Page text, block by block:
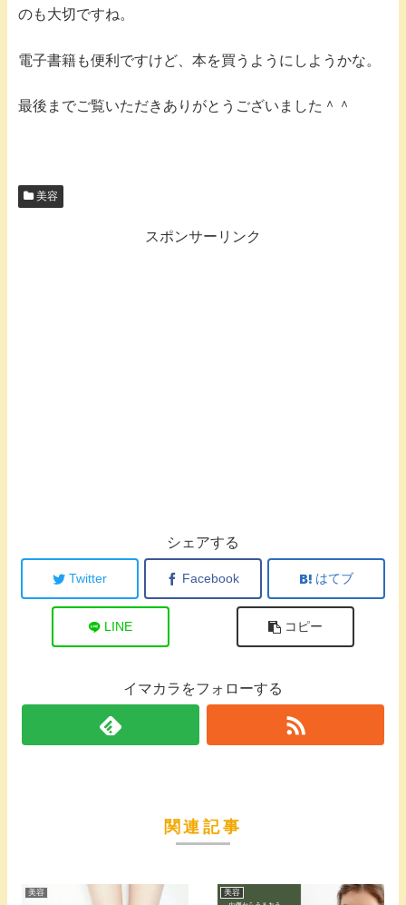
のも大切ですね。
電子書籍も便利ですけど、本を買うようにしようかな。
最後までご覧いただきありがとうございました＾＾
美容
スポンサーリンク
シェアする
Twitter Facebook はてブ
LINE コピー
イマカラをフォローする
関連記事
美容 美容